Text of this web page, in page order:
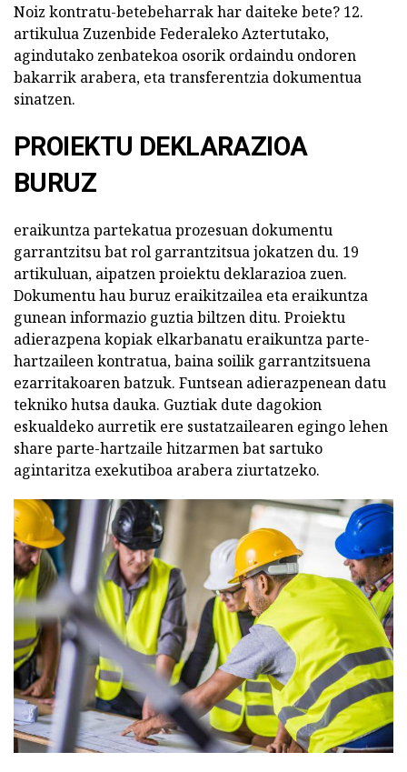
Noiz kontratu-betebeharrak har daiteke bete? 12.
artikulua Zuzenbide Federaleko Aztertutako,
agindutako zenbatekoa osorik ordaindu ondoren
bakarrik arabera, eta transferentzia dokumentua
sinatzen.
PROIEKTU DEKLARAZIOA
BURUZ
eraikuntza partekatua prozesuan dokumentu
garrantzitsu bat rol garrantzitsua jokatzen du. 19
artikuluan, aipatzen proiektu deklarazioa zuen.
Dokumentu hau buruz eraikitzailea eta eraikuntza
gunean informazio guztia biltzen ditu. Proiektu
adierazpena kopiak elkarbanatu eraikuntza parte-
hartzaileen kontratua, baina soilik garrantzitsuena
ezarritakoaren batzuk. Funtsean adierazpenean datu
tekniko hutsa dauka. Guztiak dute dagokion
eskualdeko aurretik ere sustatzailearen egingo lehen
share parte-hartzaile hitzarmen bat sartuko
agintaritza exekutiboa arabera ziurtatzeko.